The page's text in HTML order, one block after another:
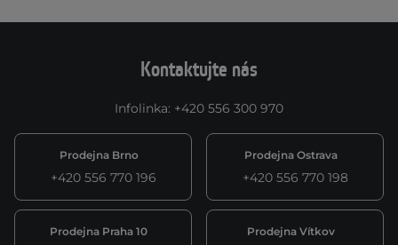
Kontaktujte nás
Infolinka: +420 556 300 970
Prodejna Brno
+420 556 770 196
Prodejna Ostrava
+420 556 770 198
Prodejna Praha 10 Prodejna Vítkov